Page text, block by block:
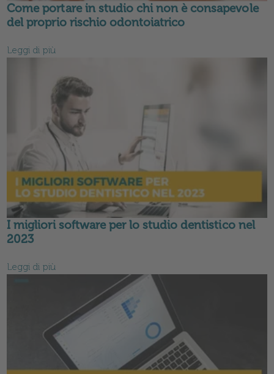
Come portare in studio chi non è consapevole
del proprio rischio odontoiatrico
Leggi di più
I migliori software per lo studio dentistico nel
2023
Leggi di più